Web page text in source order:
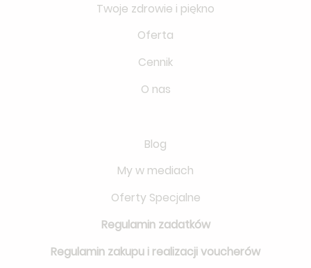
Twoje zdrowie i piękno
Oferta
Cennik
O nas
Blog
My w mediach
Oferty Specjalne
Regulamin zadatków
Regulamin zakupu i realizacji voucherów